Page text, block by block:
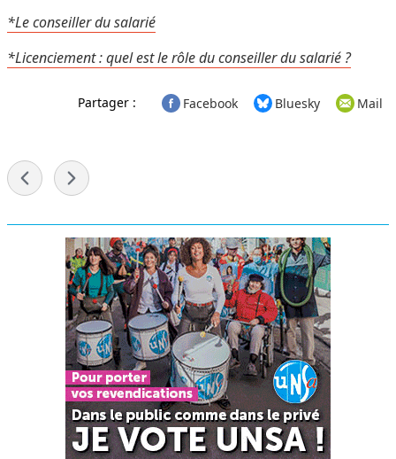
*Le conseiller du salarié
*Licenciement : quel est le rôle du conseiller du salarié ?
Partager : Facebook Bluesky Mail
Menu